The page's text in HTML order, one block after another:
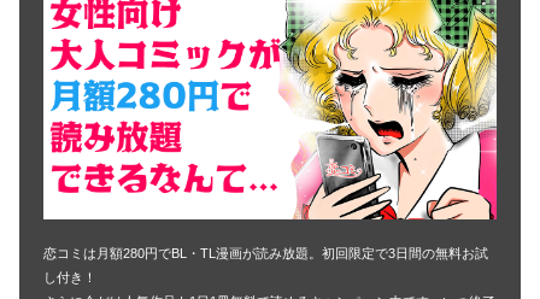
恋コミは月額280円でBL・TL漫画が読み放題。初回限定で3日間の無料お試
し付き！